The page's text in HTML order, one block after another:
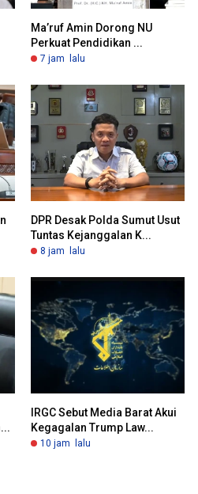
Ma’ruf Amin Dorong NU
Perkuat Pendidikan ...
7 jam lalu
DPR Desak Polda Sumut Usut
Tuntas Kejanggalan K...
8 jam lalu
IRGC Sebut Media Barat Akui
Kegagalan Trump Law...
10 jam lalu